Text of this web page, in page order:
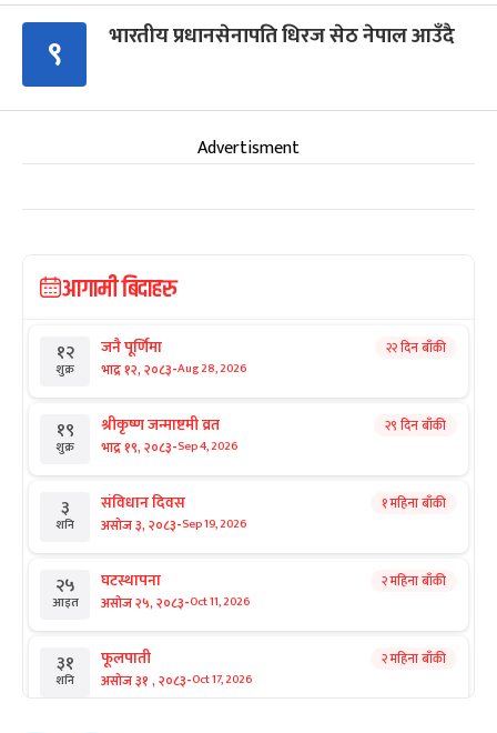
९ भारतीय प्रधानसेनापति धिरज सेठ नेपाल आउँदै
Advertisment
आगामी बिदाहरु
१२
शुक्र
जनै पूर्णिमा
भाद्र १२, २०८३-Aug 28, 2026
२२ दिन बाँकी
१९
शुक्र
श्रीकृष्ण जन्माष्टमी व्रत
भाद्र १९, २०८३-Sep 4, 2026
२९ दिन बाँकी
३
शनि
संविधान दिवस
असोज ३, २०८३-Sep 19, 2026
१ महिना बाँकी
२५
आइत
घटस्थापना
असोज २५, २०८३-Oct 11, 2026
२ महिना बाँकी
३१
शनि
फूलपाती
असोज ३१ , २०८३-Oct 17, 2026
२ महिना बाँकी